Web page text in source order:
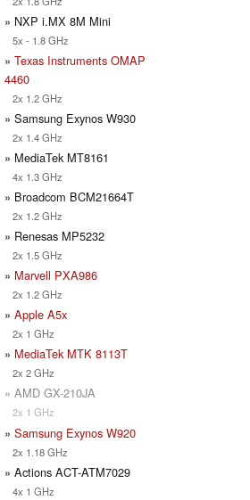
» NXP i.MX 8M Mini
5x - 1.8 GHz
» Texas Instruments OMAP
4460
2x 1.2 GHz
» Samsung Exynos W930
2x 1.4 GHz
» MediaTek MT8161
4x 1.3 GHz
» Broadcom BCM21664T
2x 1.2 GHz
» Renesas MP5232
2x 1.5 GHz
» Marvell PXA986
2x 1.2 GHz
» Apple A5x
2x 1 GHz
» MediaTek MTK 8113T
2x 2 GHz
» AMD GX-210JA
2x 1 GHz
» Samsung Exynos W920
2x 1.18 GHz
» Actions ACT-ATM7029
4x 1 GHz